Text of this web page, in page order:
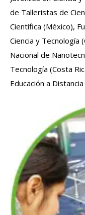
de Talleristas de
Científica (México),
Ciencia y Tecnología
Nacional de
Tecnología (Costa
Educación a